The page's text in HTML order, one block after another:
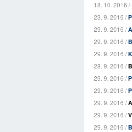
18. 10. 2016 /
23. 9. 2016 /
29. 9. 2016 /
29. 9. 2016 /
29. 9. 2016 /
28. 9. 2016 /
29. 9. 2016 /
29. 9. 2016 /
29. 9. 2016 /
29. 9. 2016 /
29. 9. 2016 /